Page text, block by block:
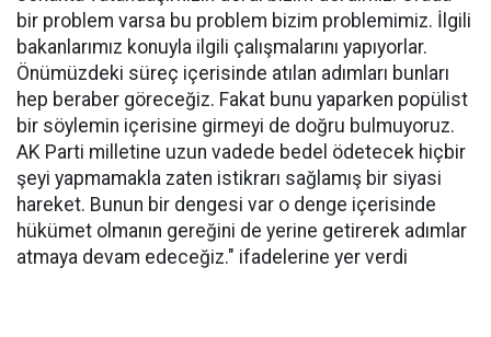
bir problem varsa bu problem bizim problemimiz. İlgili
bakanlarımız konuyla ilgili çalışmalarını yapıyorlar.
Önümüzdeki süreç içerisinde atılan adımları bunları
hep beraber göreceğiz. Fakat bunu yaparken popülist
bir söylemin içerisine girmeyi de doğru bulmuyoruz.
AK Parti milletine uzun vadede bedel ödetecek hiçbir
şeyi yapmamakla zaten istikrarı sağlamış bir siyasi
hareket. Bunun bir dengesi var o denge içerisinde
hükümet olmanın gereğini de yerine getirerek adımlar
atmaya devam edeceğiz." ifadelerine yer verdi